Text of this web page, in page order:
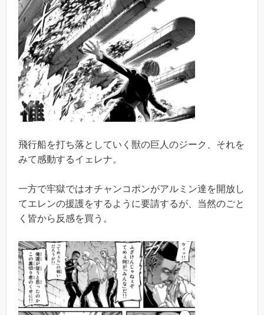
飛行船を打ち落としていく獣の巨人のジーク、それを
みて感動するイェレナ。
一方で牢獄ではオチャンコポンがアルミン達を開放し
てエレンの援護をするように要請するが、当然のごと
く皆から反感を買う。